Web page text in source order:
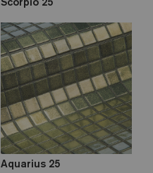
Aquarius 25